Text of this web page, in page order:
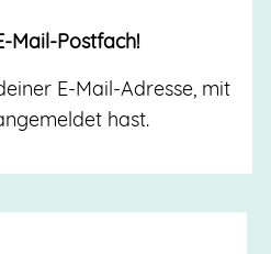
Mail-Postfach!
E-Mail-Adresse, mit
hast.